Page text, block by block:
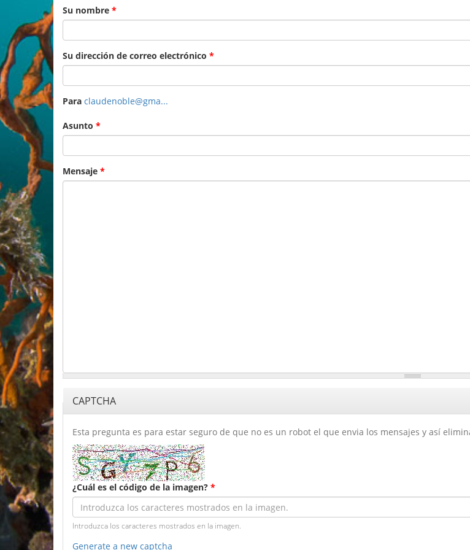
Su nombre *
Su dirección de correo electrónico *
Para claudenoble@gma...
Asunto *
Mensaje *
CAPTCHA
Esta pregunta es para estar seguro de que no es un robot el que envia los mensajes y así
¿Cuál es el código de la imagen? *
Introduzca los caracteres mostrados en la imagen.
Generate a new captcha